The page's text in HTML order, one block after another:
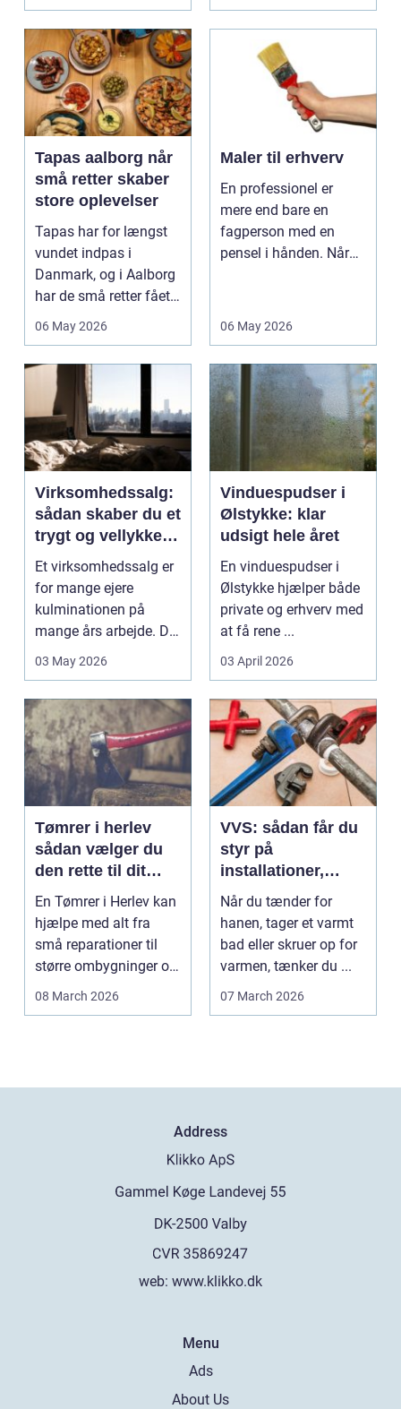
Tapas aalborg når
små retter skaber
store oplevelser
Tapas har for længst
vundet indpas i
Danmark, og i Aalborg
har de små retter fået
deres helt eget li...
06 May 2026
Maler til erhverv
En professionel er
mere end bare en
fagperson med en
pensel i hånden. Når
06 May 2026
Virksomhedssalg:
sådan skaber du et
trygt og vellykket
salg
Et virksomhedssalg er
for mange ejere
kulminationen på
mange års arbejde. Det
kan være en planlagt
03 May 2026
Vinduespudser i
Ølstykke: klar
udsigt hele året
En vinduespudser i
Ølstykke hjælper både
private og erhverv med
at få rene ...
03 April 2026
Tømrer i herlev
sådan vælger du
den rette til dit
projekt
En Tømrer i Herlev kan
hjælpe med alt fra
små reparationer til
større ombygninger og
tilbygninger. N...
08 March 2026
VVS: sådan får du
styr på
installationer,
komfort og
energiforbrug
Når du tænder for
hanen, tager et varmt
bad eller skruer op for
varmen, tænker du ...
07 March 2026
Address
web: www.klikko.dk
Menu
Ads
About Us